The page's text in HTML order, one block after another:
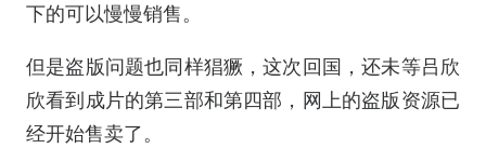
下的可以慢慢销售。
但是盗版问题也同样猖獗，这次回国，还未等吕欣
欣看到成片的第三部和第四部，网上的盗版资源已
经开始售卖了。